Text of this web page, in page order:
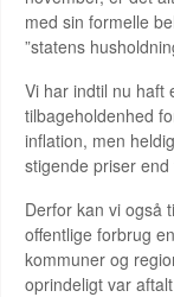
med sin formelle
”statens
Vi har indtil nu haft
tilbageholdenhed
inflation, men
stigende priser
Derfor kan vi også
offentlige forbrug
kommuner og
oprindeligt var